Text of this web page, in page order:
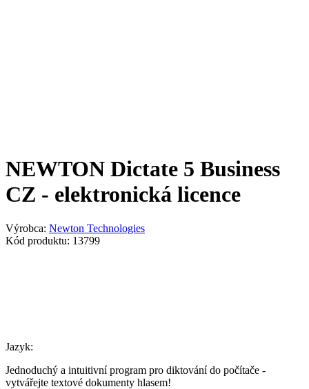
NEWTON Dictate 5 Business
CZ - elektronická licence
Výrobca: Newton Technologies
Kód produktu: 13799
Jazyk:
Jednoduchý a intuitivní program pro diktování do počítače -
vytvářejte textové dokumenty hlasem!